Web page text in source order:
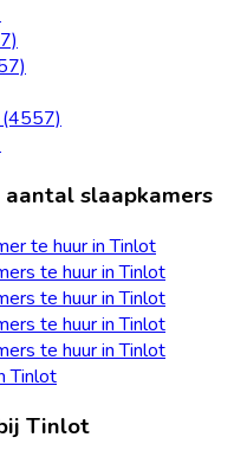
(4557)
slaapkamers
te huur in Tinlot
te huur in Tinlot
te huur in Tinlot
te huur in Tinlot
te huur in Tinlot
Tinlot
Tinlot